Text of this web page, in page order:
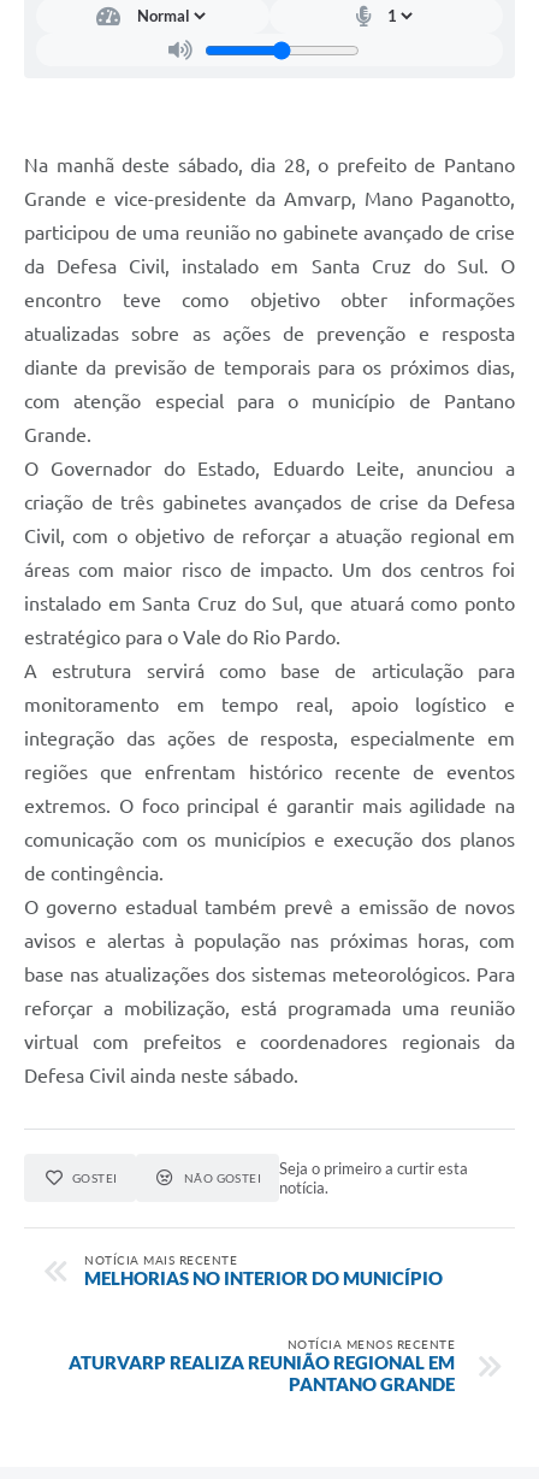
Contas Públicas
Links
Agenda
SIC
Diário Oficial
Na manhã deste sábado, dia 28, o prefeito de Pantano
Grande e vice-presidente da Amvarp, Mano Paganotto,
participou de uma reunião no gabinete avançado de crise
da Defesa Civil, instalado em Santa Cruz do Sul. O
encontro teve como objetivo obter informações
atualizadas sobre as ações de prevenção e resposta
diante da previsão de temporais para os próximos dias,
com atenção especial para o município de Pantano
Grande.
O Governador do Estado, Eduardo Leite, anunciou a
criação de três gabinetes avançados de crise da Defesa
Civil, com o objetivo de reforçar a atuação regional em
áreas com maior risco de impacto. Um dos centros foi
instalado em Santa Cruz do Sul, que atuará como ponto
estratégico para o Vale do Rio Pardo.
A estrutura servirá como base de articulação para
monitoramento em tempo real, apoio logístico e
integração das ações de resposta, especialmente em
regiões que enfrentam histórico recente de eventos
extremos. O foco principal é garantir mais agilidade na
comunicação com os municípios e execução dos planos
de contingência.
O governo estadual também prevê a emissão de novos
avisos e alertas à população nas próximas horas, com
base nas atualizações dos sistemas meteorológicos. Para
reforçar a mobilização, está programada uma reunião
virtual com prefeitos e coordenadores regionais da
Defesa Civil ainda neste sábado.
GOSTEI NÃO GOSTEI
Seja o primeiro a curtir esta
notícia.
NOTÍCIA MAIS RECENTE
MELHORIAS NO INTERIOR DO MUNICÍPIO
NOTÍCIA MENOS RECENTE
ATURVARP REALIZA REUNIÃO REGIONAL EM
PANTANO GRANDE